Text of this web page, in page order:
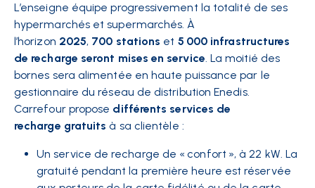
L’enseigne équipe progressivement la totalité de ses
hypermarchés et supermarchés. À
l’horizon 2025, 700 stations et 5 000 infrastructures
de recharge seront mises en service. La moitié des
bornes sera alimentée en haute puissance par le
gestionnaire du réseau de distribution Enedis.
Carrefour propose différents services de
recharge gratuits à sa clientèle :
Un service de recharge de « confort », à 22 kW. La
gratuité pendant la première heure est réservée